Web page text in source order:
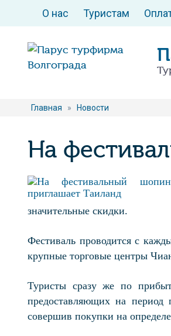
О нас Туристам
Главная » Новости
На
значительные скидки.
Фестиваль проводится с
крупные торговые центры
Туристы сразу же по
предоставляющих на период
совершив покупки на